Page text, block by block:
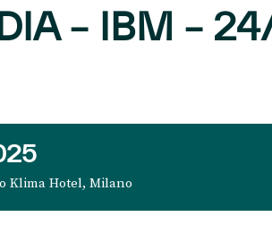
– IBM –
Klima Hotel, Milano